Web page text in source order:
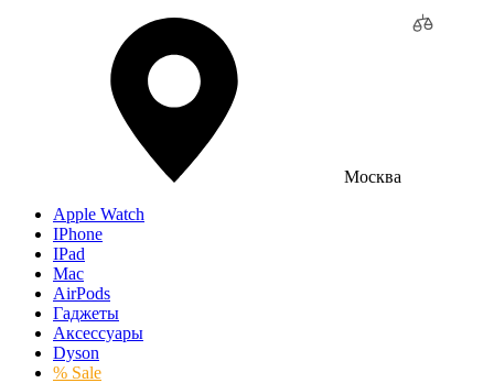
Москва
Apple Watch
IPhone
IPad
Mac
AirPods
Гаджеты
Аксессуары
Dyson
% Sale